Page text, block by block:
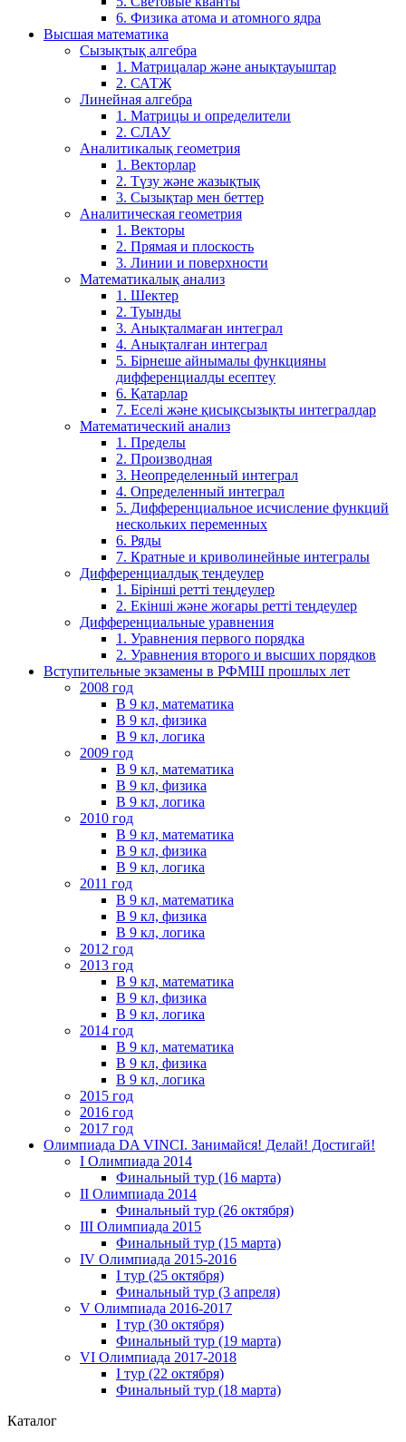
6. Физика атома и атомного ядра
Высшая математика
Сызықтық алгебра
1. Матрицалар және анықтауыштар
2. САТЖ
Линейная алгебра
1. Матрицы и определители
2. СЛАУ
Аналитикалық геометрия
1. Векторлар
2. Түзу және жазықтық
3. Сызықтар мен беттер
Аналитическая геометрия
1. Векторы
2. Прямая и плоскость
3. Линии и поверхности
Математикалық анализ
1. Шектер
2. Туынды
3. Анықталмаған интеграл
4. Анықталған интеграл
5. Бірнеше айнымалы функцияны
дифференциалды есептеу
6. Қатарлар
7. Еселі және қисықсызықты интегралдар
Математический анализ
1. Пределы
2. Производная
3. Неопределенный интеграл
4. Определенный интеграл
5. Дифференциальное исчисление функций
нескольких переменных
6. Ряды
7. Кратные и криволинейные интегралы
Дифференциалдық теңдеулер
1. Бірінші ретті теңдеулер
2. Екінші және жоғары ретті теңдеулер
Дифференциальные уравнения
1. Уравнения первого порядка
2. Уравнения второго и высших порядков
Вступительные экзамены в РФМШ прошлых лет
2008 год
В 9 кл, математика
В 9 кл, физика
В 9 кл, логика
2009 год
В 9 кл, математика
В 9 кл, физика
В 9 кл, логика
2010 год
В 9 кл, математика
В 9 кл, физика
В 9 кл, логика
2011 год
В 9 кл, математика
В 9 кл, физика
В 9 кл, логика
2012 год
2013 год
В 9 кл, математика
В 9 кл, физика
В 9 кл, логика
2014 год
В 9 кл, математика
В 9 кл, физика
В 9 кл, логика
2015 год
2016 год
2017 год
Олимпиада DA VINCI. Занимайся! Делай! Достигай!
I Олимпиада 2014
Финальный тур (16 марта)
II Олимпиада 2014
Финальный тур (26 октября)
III Олимпиада 2015
Финальный тур (15 марта)
IV Олимпиада 2015-2016
I тур (25 октября)
Финальный тур (3 апреля)
V Олимпиада 2016-2017
I тур (30 октября)
Финальный тур (19 марта)
VI Олимпиада 2017-2018
I тур (22 октября)
Финальный тур (18 марта)
Каталог